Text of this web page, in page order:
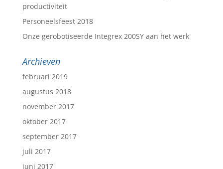
productiviteit
Personeelsfeest 2018
Onze gerobotiseerde Integrex 200SY aan het werk
Archieven
februari 2019
augustus 2018
november 2017
oktober 2017
september 2017
juli 2017
juni 2017